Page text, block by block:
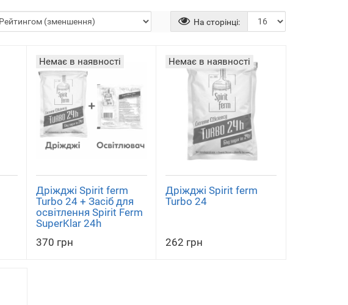
На сторінці:
Немає в наявності
Дріжджі Spirit ferm
Turbo 24 + Засіб для
освітлення Spirit Ferm
SuperKlar 24h
370 грн
Немає в наявності
Дріжджі Spirit ferm
Turbo 24
262 грн